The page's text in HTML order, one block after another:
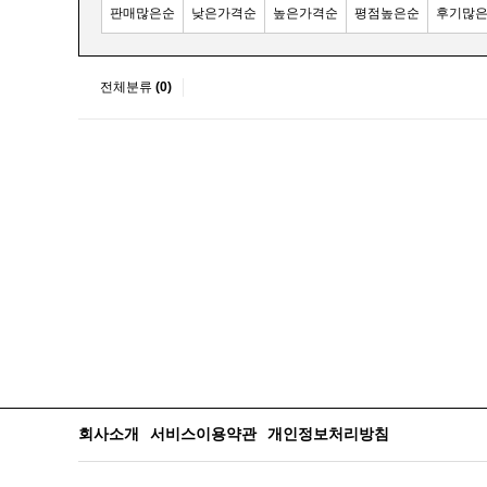
판매많은순 낮은가격순 높은가격순 평점높은순 후기많
전체분류 (0)
회사소개 서비스이용약관 개인정보처리방침